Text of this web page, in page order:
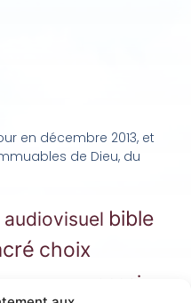
en décembre 2013, et
de Dieu, du
audiovisuel bible
choix
essai